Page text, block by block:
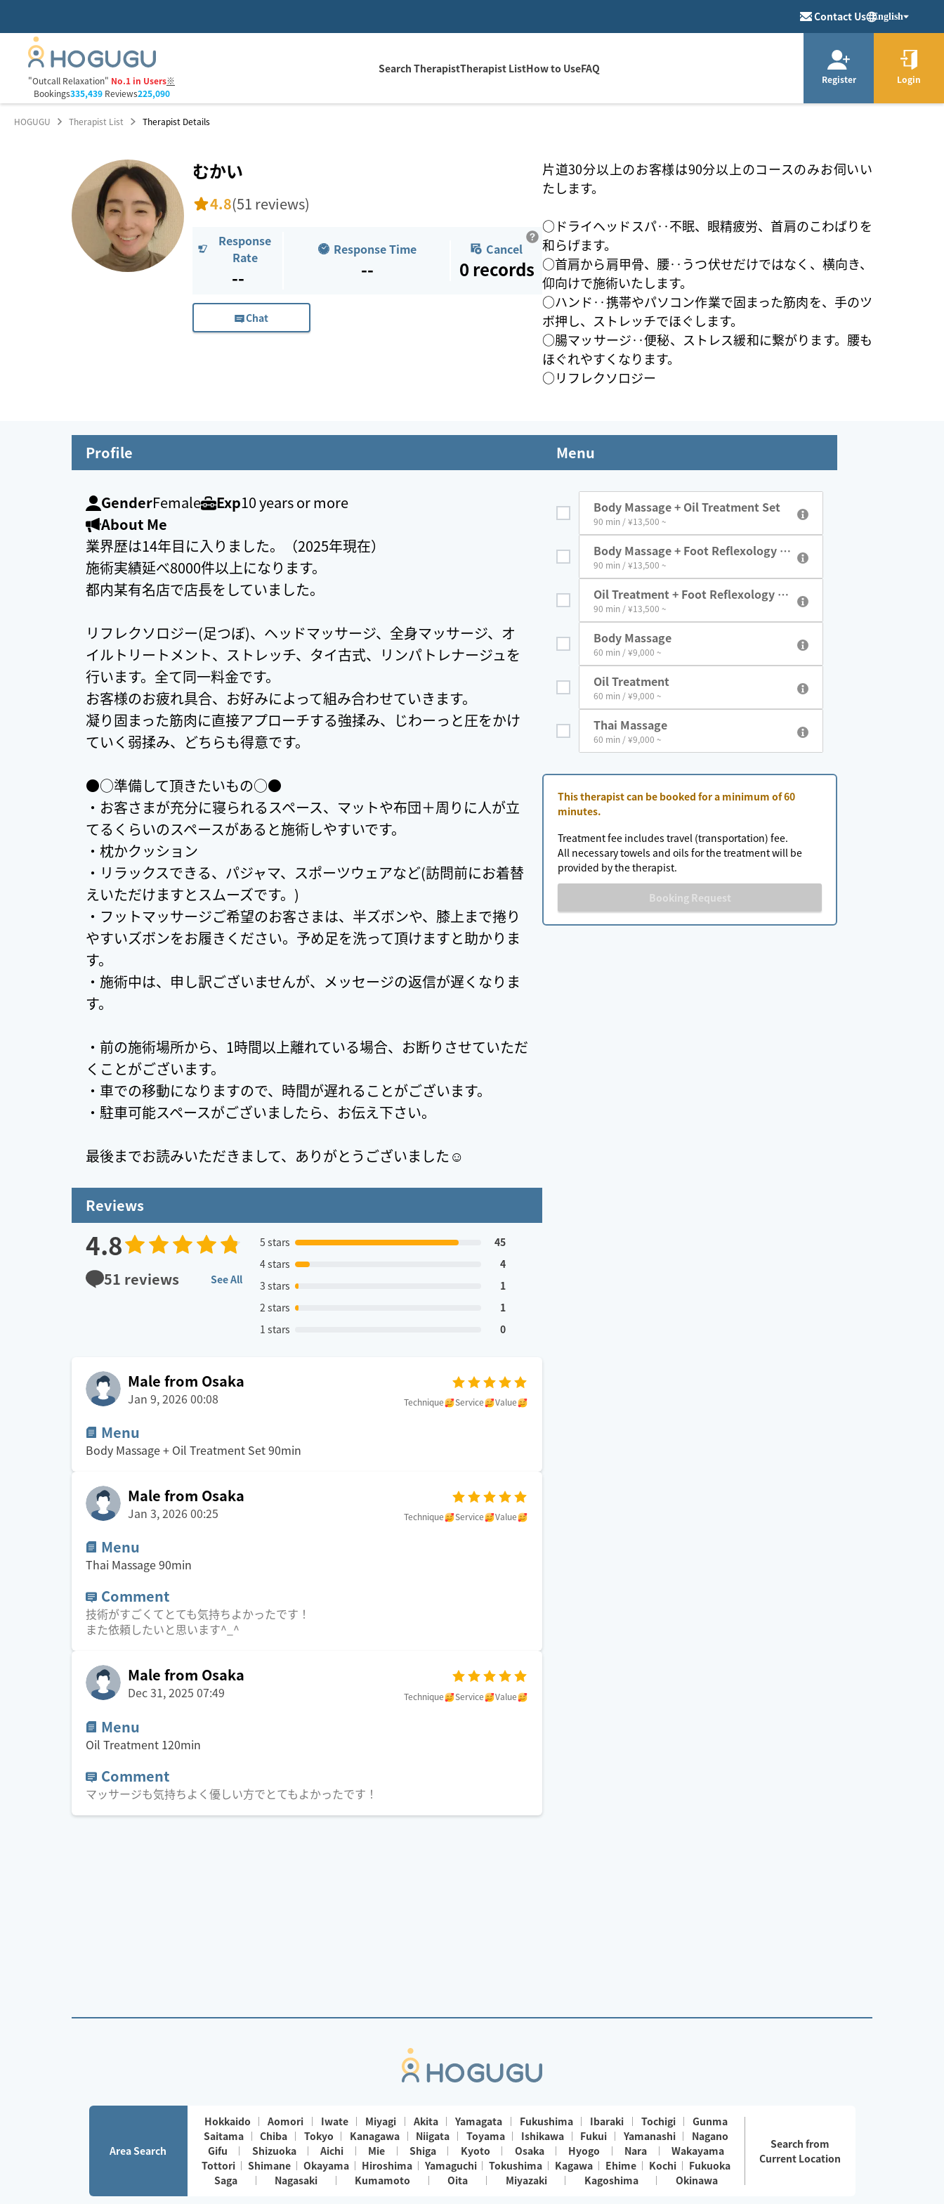
Contact Us English
"Outcall Relaxation" No.1 in Users※
Bookings335,439Reviews225,090
Search TherapistTherapist ListHow to UseFAQ
Register Login
HOGUGU Therapist List Therapist Details
むかい
4.8(51 reviews)
Response
Rate
--
Response Time
--
Cancel
0 records
Chat
片道30分以上のお客様は90分以上のコースのみお伺いい
たします。
○ドライヘッドスパ‥不眠、眼精疲労、首肩のこわばりを
和らげます。
○首肩から肩甲骨、腰‥うつ伏せだけではなく、横向き、
仰向けで施術いたします。
○ハンド‥携帯やパソコン作業で固まった筋肉を、手のツ
ボ押し、ストレッチでほぐします。
○腸マッサージ‥便秘、ストレス緩和に繋がります。腰も
ほぐれやすくなります。
○リフレクソロジー
Profile
GenderFemale Exp10 years or more
About Me
業界歴は14年目に入りました。（2025年現在）
施術実績延べ8000件以上になります。
都内某有名店で店長をしていました。
リフレクソロジー(足つぼ)、ヘッドマッサージ、全身マッサージ、オ
イルトリートメント、ストレッチ、タイ古式、リンパトレナージュを
行います。全て同一料金です。
お客様のお疲れ具合、お好みによって組み合わせていきます。
凝り固まった筋肉に直接アプローチする強揉み、じわーっと圧をかけ
ていく弱揉み、どちらも得意です。
●○準備して頂きたいもの○●
・お客さまが充分に寝られるスペース、マットや布団＋周りに人が立
てるくらいのスペースがあると施術しやすいです。
・枕かクッション
・リラックスできる、パジャマ、スポーツウェアなど(訪問前にお着替
えいただけますとスムーズです。)
・フットマッサージご希望のお客さまは、半ズボンや、膝上まで捲り
やすいズボンをお履きください。予め足を洗って頂けますと助かりま
す。
・施術中は、申し訳ございませんが、メッセージの返信が遅くなりま
す。
・前の施術場所から、1時間以上離れている場合、お断りさせていただ
くことがございます。
・車での移動になりますので、時間が遅れることがございます。
・駐車可能スペースがございましたら、お伝え下さい。
最後までお読みいただきまして、ありがとうございました☺️
Menu
Body Massage + Oil Treatment Set
90 min / ¥13,500 ~
Body Massage + Foot Reflexology S
et
90 min / ¥13,500 ~
Oil Treatment + Foot Reflexology Se
t
90 min / ¥13,500 ~
Body Massage
60 min / ¥9,000 ~
Oil Treatment
60 min / ¥9,000 ~
Thai Massage
60 min / ¥9,000 ~
This therapist can be booked for a minimum of 60
minutes.
Treatment fee includes travel (transportation) fee.
All necessary towels and oils for the treatment will be
provided by the therapist.
Booking Request
Reviews
4.8
51 reviews See All
5 stars
45
4 stars
4
3 stars
1
2 stars
1
1 stars
0
Male from Osaka
Jan 9, 2026 00:08 Technique Service Value
Menu
Body Massage + Oil Treatment Set90min
Male from Osaka
Jan 3, 2026 00:25 Technique Service Value
Menu
Thai Massage90min
Comment
技術がすごくてとても気持ちよかったです！
また依頼したいと思います^_^
Male from Osaka
Dec 31, 2025 07:49 Technique Service Value
Menu
Oil Treatment 120min
Comment
マッサージも気持ちよく優しい方でとてもよかったです！
Area Search
Hokkaido Aomori Iwate Miyagi Akita Yamagata Fukushima Ibaraki Tochigi
Gunma
Saitama
Chiba Tokyo Kanagawa Niigata Toyama Ishikawa Fukui Yamanashi
Nagano
Gifu
Shizuoka Aichi Mie Shiga Kyoto Osaka Hyogo Nara
Wakayama
Tottori
Shimane Okayama Hiroshima Yamaguchi Tokushima Kagawa Ehime Kochi
Fukuoka
Saga
Nagasaki Kumamoto Oita Miyazaki Kagoshima Okinawa
Search from
Current Location